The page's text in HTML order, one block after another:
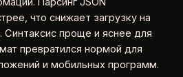
что снижает загрузку на
Синтаксис проще и яснее для
превратился нормой для
и мобильных программ.